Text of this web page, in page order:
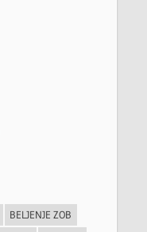
BELJENJE ZOB